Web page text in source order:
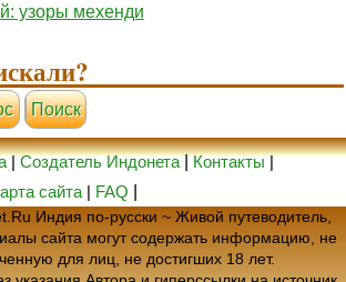
узоры мехенди
Поиск
|Создатель Индонета|Контакты|
сайта | FAQ
Индия по-русски ~ Живой путеводитель,
сайта могут содержать информацию, не
для лиц, не достигших 18 лет.